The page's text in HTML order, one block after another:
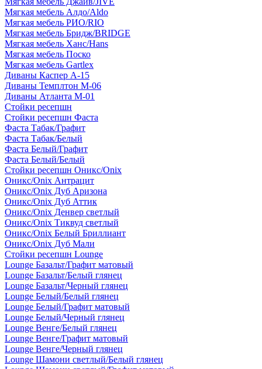
Мягкая мебель Алдо/Aldo
Мягкая мебель РИО/RIO
Мягкая мебель Бридж/BRIDGE
Мягкая мебель Ханс/Hans
Мягкая мебель Поско
Мягкая мебель Gartlex
Диваны Каспер А-15
Диваны Темплтон М-06
Диваны Атланта М-01
Стойки ресепшн
Стойки ресепшн Фаста
Фаста Табак/Графит
Фаста Табак/Белый
Фаста Белый/Графит
Фаста Белый/Белый
Стойки ресепшн Оникс/Onix
Оникс/Onix Антрацит
Оникс/Onix Дуб Аризона
Оникс/Onix Дуб Аттик
Оникс/Onix Денвер светлый
Оникс/Onix Тиквуд светлый
Оникс/Onix Белый Бриллиант
Оникс/Onix Дуб Мали
Стойки ресепшн Lounge
Lounge Базальт/Графит матовый
Lounge Базальт/Белый глянец
Lounge Базальт/Черный глянец
Lounge Белый/Белый глянец
Lounge Белый/Графит матовый
Lounge Белый/Черный глянец
Lounge Венге/Белый глянец
Lounge Венге/Графит матовый
Lounge Венге/Черный глянец
Lounge Шамони светлый/Белый глянец